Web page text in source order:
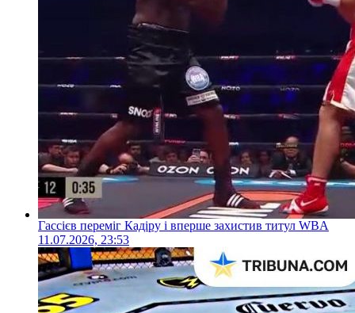
Гассієв переміг Кадіру і вперше захистив титул WBA
11.07.2026, 23:53